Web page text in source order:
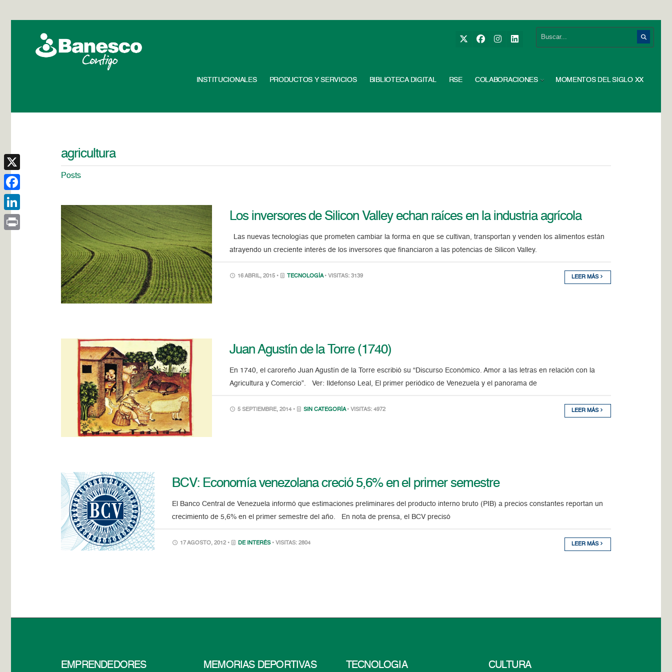
INSTITUCIONALES PRODUCTOS Y SERVICIOS BIBLIOTECA DIGITAL RSE COLABORACIONES MOMENTOS DEL SIGLO XX
agricultura
Posts
Los inversores de Silicon Valley echan raíces en la industria agrícola
Las nuevas tecnologías que prometen cambiar la forma en que se cultivan, transportan y venden los alimentos están
atrayendo un creciente interés de los inversores que financiaron a las potencias de Silicon Valley.
16 ABRIL, 2015 • TECNOLOGÍA • VISITAS: 3139 LEER MÁS
Juan Agustín de la Torre (1740)
En 1740, el caroreño Juan Agustín de la Torre escribió su “Discurso Económico. Amor a las letras en relación con la
Agricultura y Comercio”. Ver: Ildefonso Leal, El primer periódico de Venezuela y el panorama de
5 SEPTIEMBRE, 2014 • SIN CATEGORÍA • VISITAS: 4972 LEER MÁS
BCV: Economía venezolana creció 5,6% en el primer semestre
El Banco Central de Venezuela informó que estimaciones preliminares del producto interno bruto (PIB) a precios constantes reportan un
crecimiento de 5,6% en el primer semestre del año. En nota de prensa, el BCV precisó
17 AGOSTO, 2012 • DE INTERÉS • VISITAS: 2804 LEER MÁS
EMPRENDEDORES MEMORIAS DEPORTIVAS TECNOLOGÍA CULTURA
X
Facebook
LinkedIn